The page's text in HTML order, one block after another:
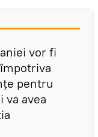
vor fi
pentru
avea